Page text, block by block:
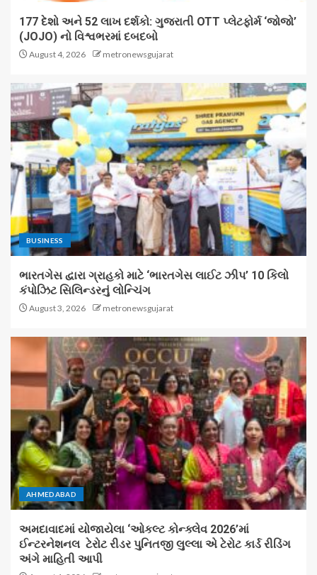
177 દેશો અને 52 લાખ દર્શકો: ગુજરાતી OTT પ્લેટફોર્મ ‘જોજો’
(JOJO) નો વિશ્વભરમાં દબદબો
August 4, 2026 metronewsgujarat
BUSINESS
ભારતગેસ દ્વારા ગ્રાહકો માટે ‘ભારતગેસ લાઈટ ઝીપ’ 10 કિલો
કંપોઝિટ સિલિન્ડરનું લોન્ચિંગ
August 3, 2026 metronewsgujarat
AHMEDABAD
અમદાવાદમાં યોજાયેલા ‘ઓકલ્ટ કોન્ક્લેવ 2026’માં
ઈન્ટરનેશનલ ટેરોટ રીડર પુનિતજી લુલ્લા એ ટેરોટ કાર્ડ રીડિંગ
અંગે માહિતી આપી